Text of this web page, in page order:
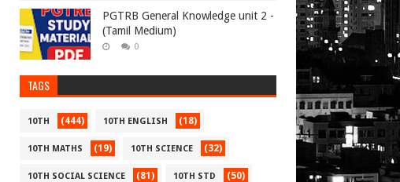
PGTRB General Knowledge unit 2 -
(Tamil Medium)
0
TAGS
10TH (444) 10TH ENGLISH (18)
10TH MATHS (19) 10TH SCIENCE (32)
10TH SOCIAL SCIENCE (81) 10TH STD (50)